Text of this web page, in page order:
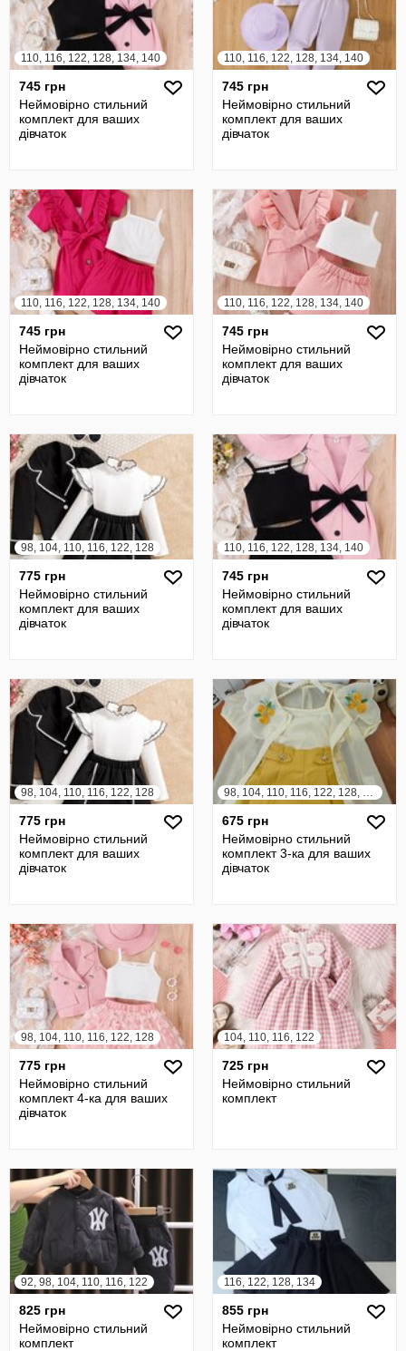
110, 116, 122, 128, 134, 140
745 грн
Неймовірно стильний
комплект для ваших
дівчаток
110, 116, 122, 128, 134, 140
745 грн
Неймовірно стильний
комплект для ваших
дівчаток
110, 116, 122, 128, 134, 140
745 грн
Неймовірно стильний
комплект для ваших
дівчаток
110, 116, 122, 128, 134, 140
745 грн
Неймовірно стильний
комплект для ваших
дівчаток
98, 104, 110, 116, 122, 128
775 грн
Неймовірно стильний
комплект для ваших
дівчаток
110, 116, 122, 128, 134, 140
745 грн
Неймовірно стильний
комплект для ваших
дівчаток
98, 104, 110, 116, 122, 128
775 грн
Неймовірно стильний
комплект для ваших
дівчаток
98, 104, 110, 116, 122, 128, 134, 140
675 грн
Неймовірно стильний
комплект 3-ка для ваших
дівчаток
98, 104, 110, 116, 122, 128
775 грн
Неймовірно стильний
комплект 4-ка для ваших
дівчаток
104, 110, 116, 122
725 грн
Неймовірно стильний
комплект
92, 98, 104, 110, 116, 122
825 грн
Неймовірно стильний
комплект
116, 122, 128, 134
855 грн
Неймовірно стильний
комплект